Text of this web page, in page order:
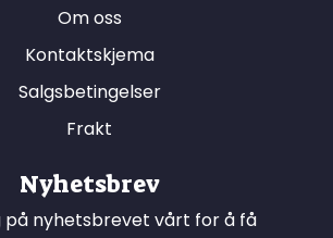
Om oss
Kontaktskjema
Salgsbetingelser
Frakt
Nyhetsbrev
på nyhetsbrevet vårt for å få